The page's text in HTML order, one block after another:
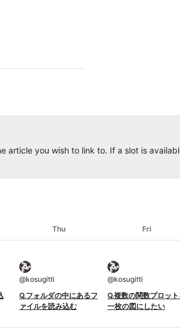
article you wish to link to. If a slot is
Thu Fri
@kosugitti
Q.フォルダの中にあるフ
ァイルを読み込む
@kosugitti
Q.複数の関数プロッ
一枚の図にしたい